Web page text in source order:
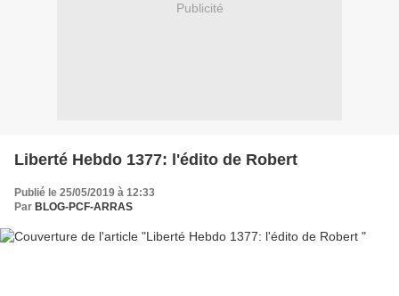
Publicité
Liberté Hebdo 1377: l'édito de Robert
Publié le 25/05/2019 à 12:33
Par BLOG-PCF-ARRAS